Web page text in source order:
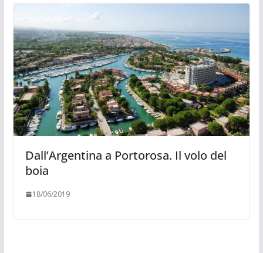
Dall’Argentina a Portorosa. Il volo del
boia
18/06/2019